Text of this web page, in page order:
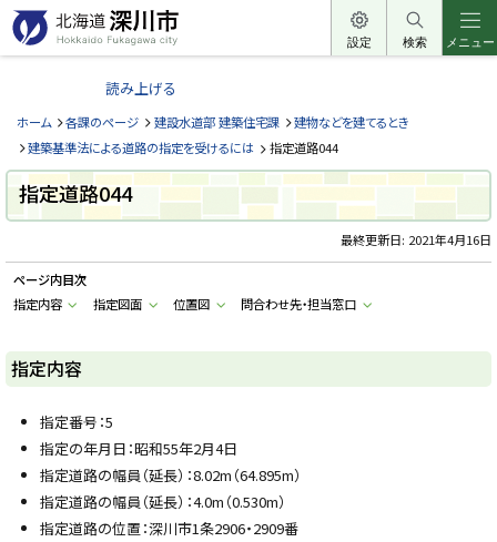
本
文
へ
ー
北
道
深
川
市
H
k
a
d
u
k
a
設定 検索 メニュー
読み上げる
ホーム 各課のページ 建設水道部 建築住宅課
建物などを建てるとき
建築基準法による道路の指定を受けるには
指定道路044
指定道路044
最終更新日: 2021年4月16日
ページ内目次
指定内容
指定図面 位置図 問合わせ先・担当窓口
指定内容
指定番号：5
指定の年月日：昭和55年2月4日
指定道路の幅員（延長）：8.02m（64.895m）
指定道路の幅員（延長）：4.0m（0.530m）
指定道路の位置：深川市1条2906・2909番